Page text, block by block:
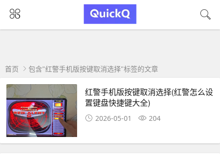
首页 包含"红警手机版按键取消选择"标签的文章
红警手机版按键取消选择(红警怎么设
置键盘快捷键大全)
2026-05-01 204